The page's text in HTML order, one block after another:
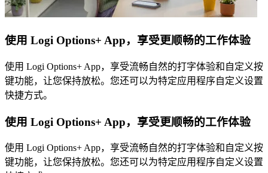
使用 Logi Options+ App，享受更顺畅的工作体验
使用 Logi Options+ App，享受流畅自然的打字体验和自定义按
键功能，让您保持放松。您还可以为特定应用程序自定义设置
快捷方式。
使用 Logi Options+ App，享受更顺畅的工作体验
使用 Logi Options+ App，享受流畅自然的打字体验和自定义按
键功能，让您保持放松。您还可以为特定应用程序自定义设置